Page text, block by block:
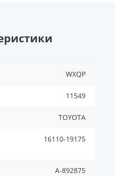
WXQP
11549
TOYOTA
16110-19175
A-892875